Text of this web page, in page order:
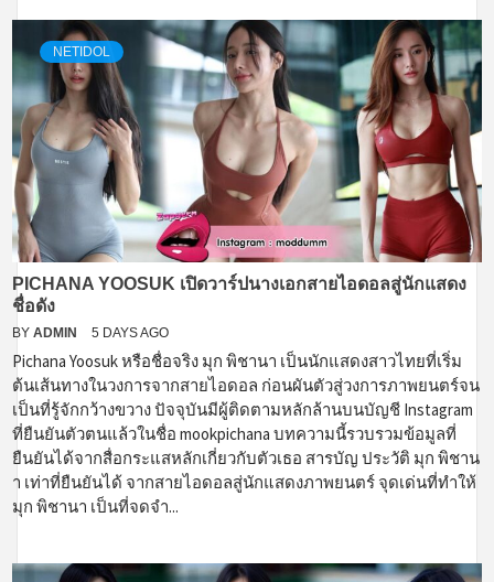
NETIDOL
PICHANA YOOSUK เปิดวาร์ปนางเอกสายไอดอลสู่นักแสดง
ชื่อดัง
BY ADMIN 5 DAYS AGO
Pichana Yoosuk หรือชื่อจริง มุก พิชานา เป็นนักแสดงสาวไทยที่เริ่ม
ต้นเส้นทางในวงการจากสายไอดอล ก่อนผันตัวสู่วงการภาพยนตร์จน
เป็นที่รู้จักกว้างขวาง ปัจจุบันมีผู้ติดตามหลักล้านบนบัญชี Instagram
ที่ยืนยันตัวตนแล้วในชื่อ mookpichana บทความนี้รวบรวมข้อมูลที่
ยืนยันได้จากสื่อกระแสหลักเกี่ยวกับตัวเธอ สารบัญ ประวัติ มุก พิชาน
า เท่าที่ยืนยันได้ จากสายไอดอลสู่นักแสดงภาพยนตร์ จุดเด่นที่ทำให้
มุก พิชานา เป็นที่จดจำ...